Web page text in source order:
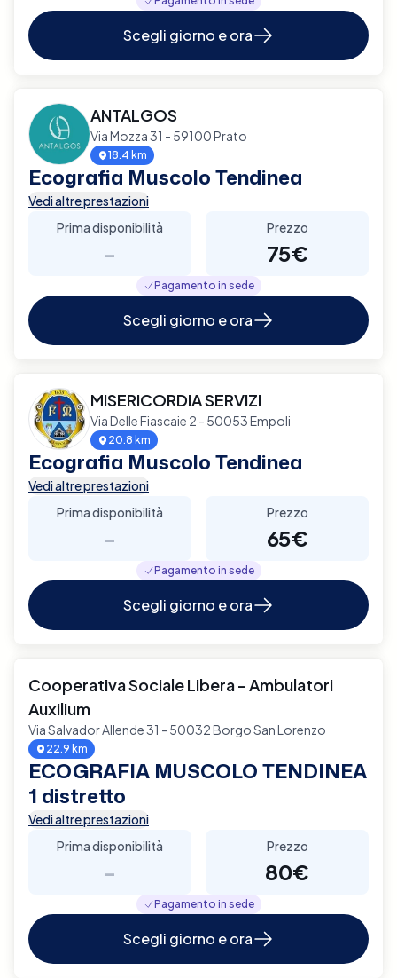
Scegli giorno e ora
ANTALGOS
Via Mozza 31 - 59100 Prato
18.4 km
Ecografia Muscolo Tendinea
Vedi altre prestazioni
Prima disponibilità
-
Prezzo
75€
Pagamento in sede
Scegli giorno e ora
MISERICORDIA SERVIZI
Via Delle Fiascaie 2 - 50053 Empoli
20.8 km
Ecografia Muscolo Tendinea
Vedi altre prestazioni
Prima disponibilità
-
Prezzo
65€
Pagamento in sede
Scegli giorno e ora
Cooperativa Sociale Libera – Ambulatori
Auxilium
Via Salvador Allende 31 - 50032 Borgo San Lorenzo
22.9 km
ECOGRAFIA MUSCOLO TENDINEA
1 distretto
Vedi altre prestazioni
Prima disponibilità
-
Prezzo
80€
Pagamento in sede
Scegli giorno e ora